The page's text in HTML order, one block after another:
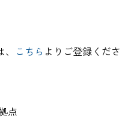
こちら よりご登録くださ
点